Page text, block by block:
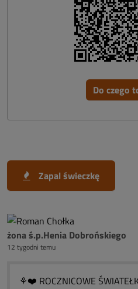
Do czego
Zapal świeczkę
żona ś.p.Henia Dobrońskiego
12 tygodni temu
⚘❤️ ROCZNICOWE